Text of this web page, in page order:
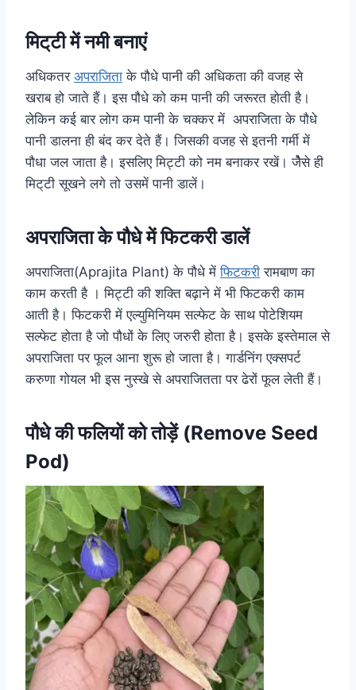
मिट्‌टी में नमी बनाएं
अधिकतर अपराजिता के पौधे पानी की अधिकता की वजह से
खराब हो जाते हैं। इस पौधे को कम पानी की जरूरत होती है।
लेकिन कई बार लोग कम पानी के चक्कर में अपराजिता के पौधे
पानी डालना ही बंद कर देते हैं। जिसकी वजह से इतनी गर्मी में
पौधा जल जाता है। इसलिए मिट्टी को नम बनाकर रखें। जैेसे ही
मिट्‌टी सूखने लगे तो उसमें पानी डालें।
अपराजिता के पौधे में फिटकरी डालें
अपराजिता(Aprajita Plant) के पौधे मेंफिटकरी रामबाण का
काम करती है । मिट्टी की शक्ति बढ़ाने में भी फिटकरी काम
आती है। फिटकरी में एल्युमिनियम सल्फेट के साथ पोटेशियम
सल्फेट होता है जो पौधों के लिए जरुरी होता है। इसके इस्तेमाल से
अपराजिता पर फूल आना शुरू हो जाता है। गार्डनिंग एक्सपर्ट
करुणा गोयल भी इस नुस्खे से अपराजितता पर ढेरों फूल लेती हैं।
पौधे की फलियों को तोड़ें (Remove Seed
Pod)